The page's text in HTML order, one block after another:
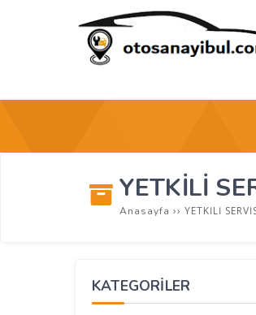
YETKİLİ
Anasayfa ›› YETKİLİ
KATEGORİLER